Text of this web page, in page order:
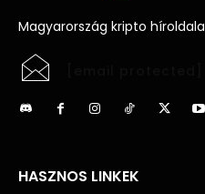
Magyarország kripto híroldala
HASZNOS LINKEK